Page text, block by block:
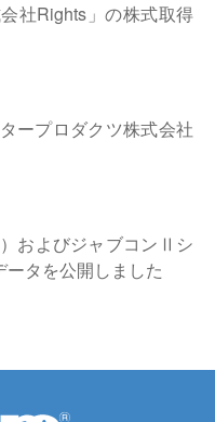
社Rights」の株式取得
ープロダクツ株式会社
およびジャブコンⅡシ
タを公開しました